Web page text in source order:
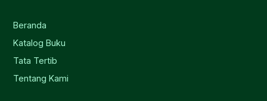
Beranda
Katalog Buku
Tata Tertib
Tentang Kami